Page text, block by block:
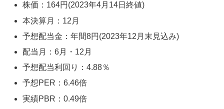
株価：164円(2023年4月14日終値)
本決算月：12月
予想配当金：年間8円(2023年12月末見込み)
配当月：6月・12月
予想配当利回り：4.88％
予想PER：6.46倍
実績PBR：0.49倍